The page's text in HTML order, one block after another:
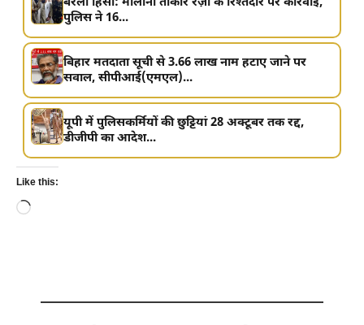
पुलिस ने 16...
बिहार मतदाता सूची से 3.66 लाख नाम हटाए जाने पर
सवाल, सीपीआई(एमएल)...
यूपी में पुलिसकर्मियों की छुट्टियां 28 अक्टूबर तक रद्द,
डीजीपी का आदेश...
Like this:
Loading…